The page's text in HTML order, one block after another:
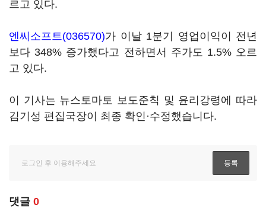
르고 있다.
엔씨소프트(036570)가 이날 1분기 영업이익이 전년
보다 348% 증가했다고 전하면서 주가도 1.5% 오르
고 있다.
이 기사는 뉴스토마토 보도준칙 및 윤리강령에 따라
김기성 편집국장이 최종 확인·수정했습니다.
댓글 0